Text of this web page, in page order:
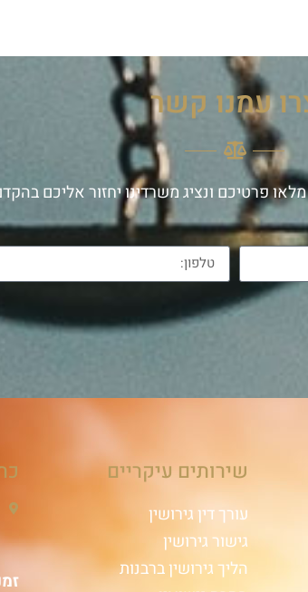
עמנו קשר
פרטיכם ונציג משרדינו יחזור אליכם
שירותים עיקריים
עורך דין גירושין
גישור גירושין
הליך גירושין ברבנות